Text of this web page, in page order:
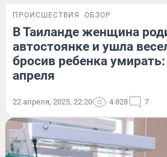
ПРОИСШЕСТВИЯ ОБЗОР
В Таиланде женщина
автостоянке и ушла
бросив ребенка
апреля
22 апреля, 2025, 22:20 4 828 7